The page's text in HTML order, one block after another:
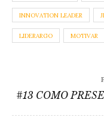
INNOVATION LEADER
LIDERARGO MOTIVAR
de
entradas
#13 COMO